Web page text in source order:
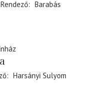
Rendező
Barabás
Harsányi Sulyom